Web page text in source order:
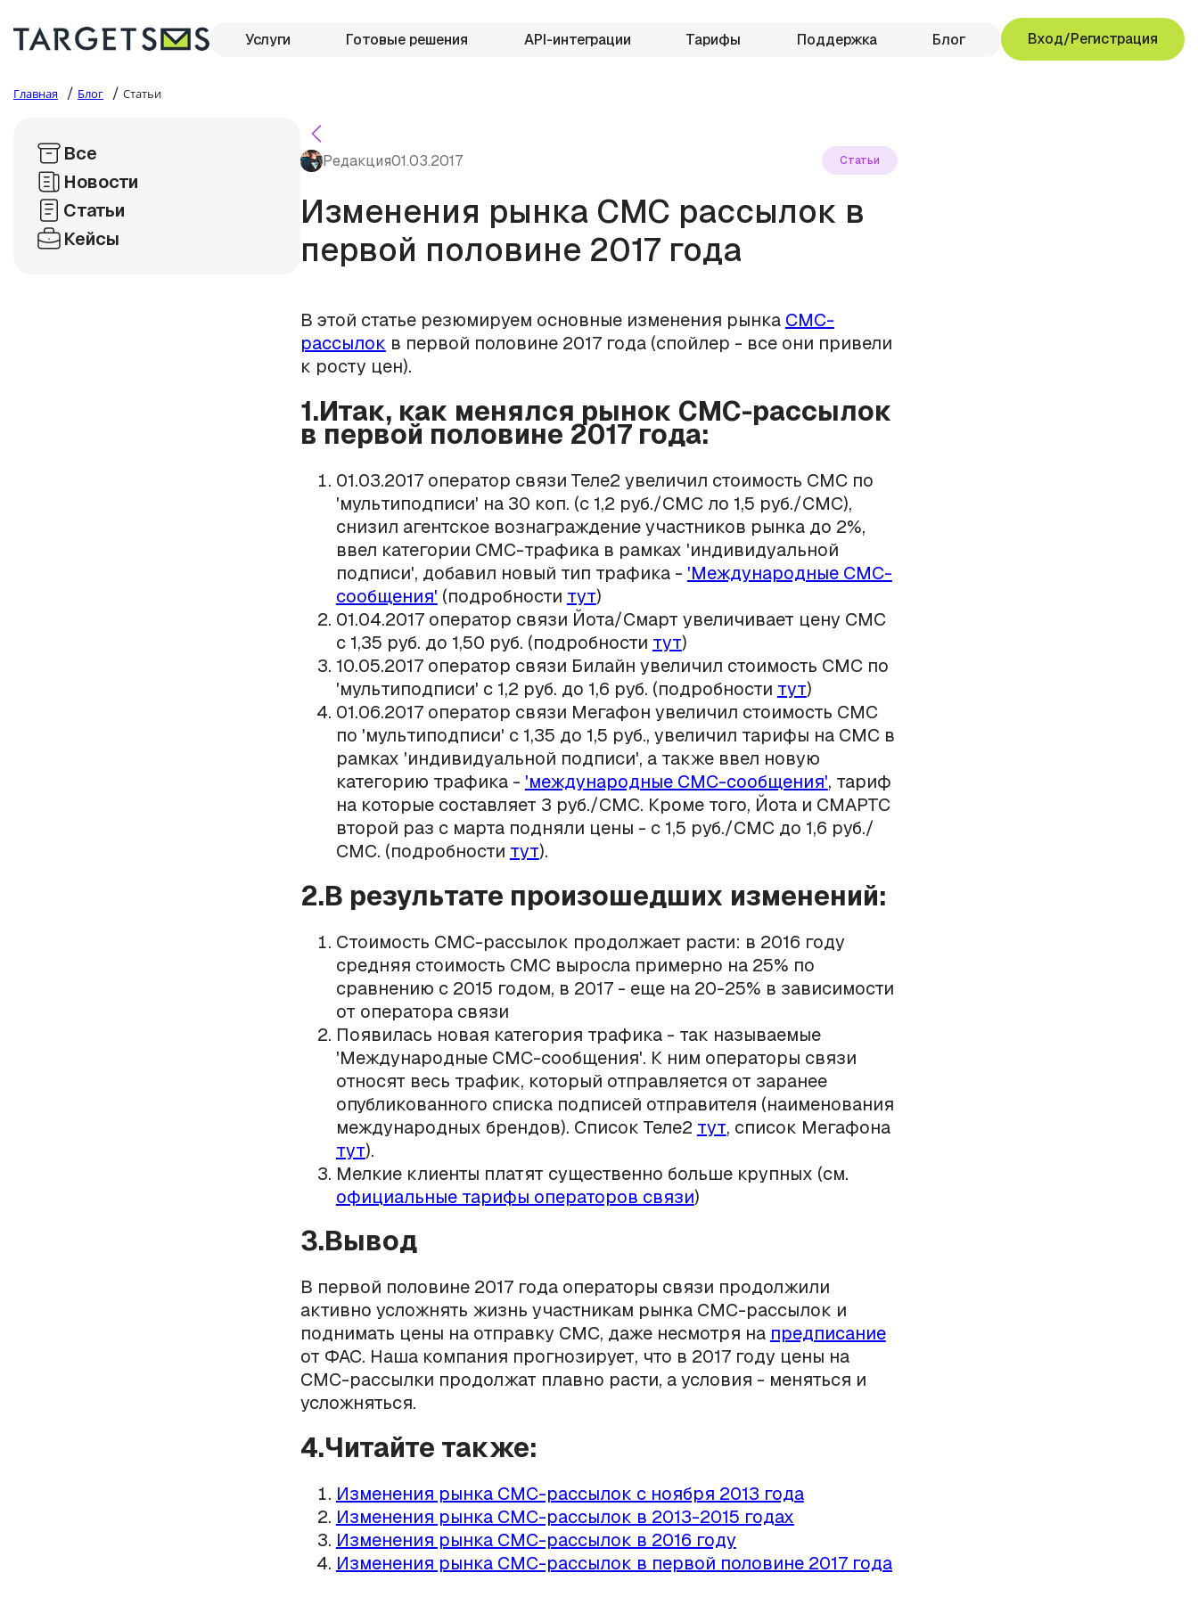
Услуги Готовые решения API-интеграции Тарифы Поддержка Блог Вход/Регистрация
Главная / Блог / Статьи
Все
Новости
Статьи
Кейсы
Редакция01.03.2017 Статьи
Изменения рынка СМС рассылок в
первой половине 2017 года
В этой статье резюмируем основные изменения рынка СМС-
рассылок в первой половине 2017 года (спойлер - все они привели
к росту цен).
1.Итак, как менялся рынок СМС-рассылок
в первой половине 2017 года:
01.03.2017 оператор связи Теле2 увеличил стоимость СМС по
'мультиподписи' на 30 коп. (с 1,2 руб./СМС ло 1,5 руб./СМС),
снизил агентское вознаграждение участников рынка до 2%,
ввел категории СМС-трафика в рамках 'индивидуальной
подписи', добавил новый тип трафика - 'Международные СМС-
сообщения' (подробности тут)
01.04.2017 оператор связи Йота/Смарт увеличивает цену СМС
с 1,35 руб. до 1,50 руб. (подробности тут)
10.05.2017 оператор связи Билайн увеличил стоимость СМС по
'мультиподписи' с 1,2 руб. до 1,6 руб. (подробности тут)
01.06.2017 оператор связи Мегафон увеличил стоимость СМС
по 'мультиподписи' с 1,35 до 1,5 руб., увеличил тарифы на СМС в
рамках 'индивидуальной подписи', а также ввел новую
категорию трафика - 'международные СМС-сообщения', тариф
на которые составляет 3 руб./СМС. Кроме того, Йота и СМАРТС
второй раз с марта подняли цены - с 1,5 руб./СМС до 1,6 руб./
СМС. (подробности тут).
2.В результате произошедших изменений:
Стоимость СМС-рассылок продолжает расти: в 2016 году
средняя стоимость СМС выросла примерно на 25% по
сравнению с 2015 годом, в 2017 - еще на 20-25% в зависимости
от оператора связи
Появилась новая категория трафика - так называемые
'Международные СМС-сообщения'. К ним операторы связи
относят весь трафик, который отправляется от заранее
опубликованного списка подписей отправителя (наименования
международных брендов). Список Теле2 тут, список Мегафона
тут).
Мелкие клиенты платят существенно больше крупных (см.
официальные тарифы операторов связи)
3.Вывод
В первой половине 2017 года операторы связи продолжили
активно усложнять жизнь участникам рынка СМС-рассылок и
поднимать цены на отправку СМС, даже несмотря на предписание
от ФАС. Наша компания прогнозирует, что в 2017 году цены на
СМС-рассылки продолжат плавно расти, а условия - меняться и
усложняться.
4.Читайте также:
Изменения рынка СМС-рассылок с ноября 2013 года
Изменения рынка СМС-рассылок в 2013-2015 годах
Изменения рынка СМС-рассылок в 2016 году
Изменения рынка СМС-рассылок в первой половине 2017 года